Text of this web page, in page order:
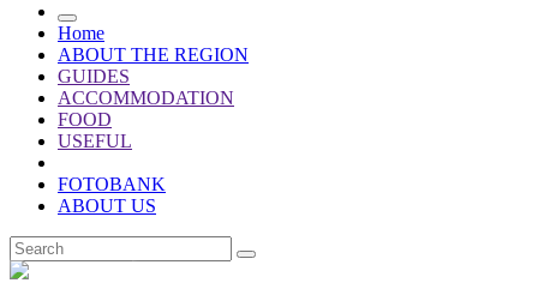
Home
ABOUT THE REGION
GUIDES
ACCOMMODATION
FOOD
USEFUL
FOTOBANK
ABOUT US